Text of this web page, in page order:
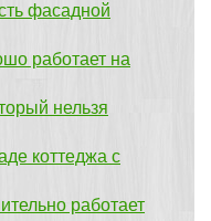
фасадной
работает на
нельзя
коттеджа с
работает